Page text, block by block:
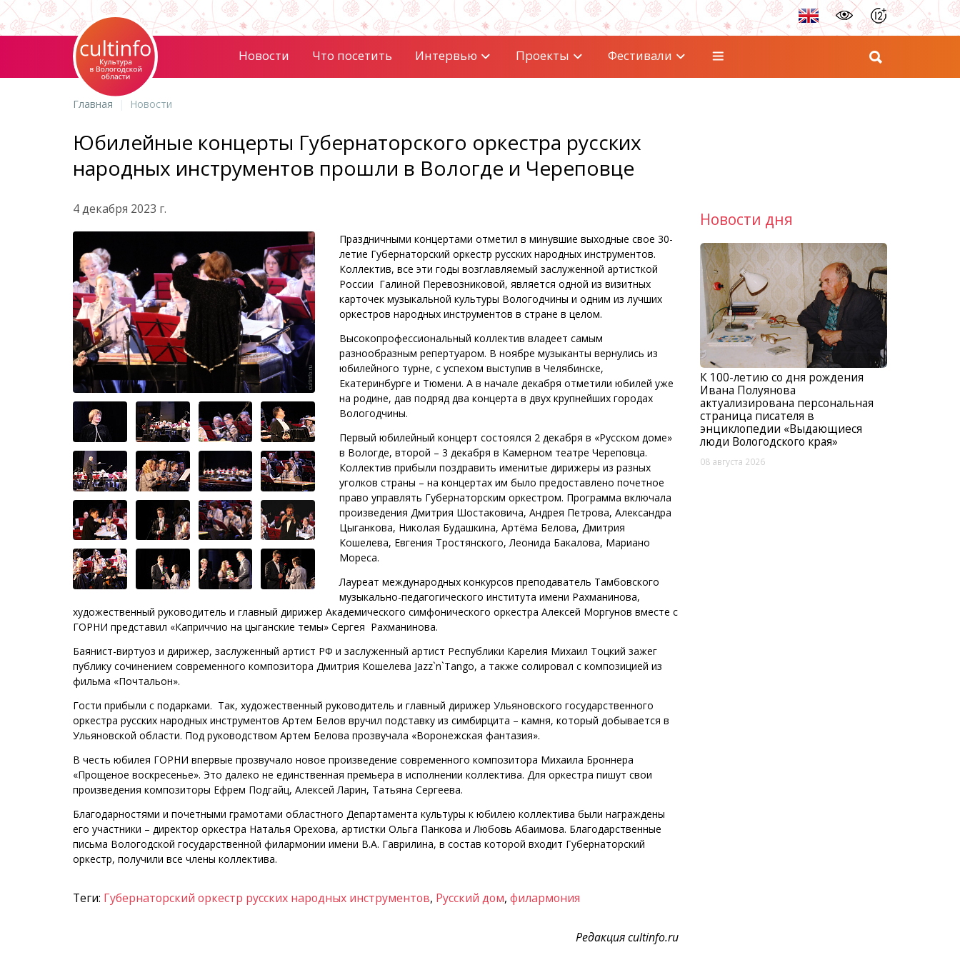
Новости Что посетить Интервью Проекты Фестивали
Главная Новости
Юбилейные концерты Губернаторского оркестра русских
народных инструментов прошли в Вологде и Череповце
4 декабря 2023 г.
Праздничными концертами отметил в минувшие выходные свое 30-
летие Губернаторский оркестр русских народных инструментов.
Коллектив, все эти годы возглавляемый заслуженной артисткой
России Галиной Перевозниковой, является одной из визитных
карточек музыкальной культуры Вологодчины и одним из лучших
оркестров народных инструментов в стране в целом.
Высокопрофессиональный коллектив владеет самым
разнообразным репертуаром. В ноябре музыканты вернулись из
юбилейного турне, с успехом выступив в Челябинске,
Екатеринбурге и Тюмени. А в начале декабря отметили юбилей уже
на родине, дав подряд два концерта в двух крупнейших городах
Вологодчины.
Первый юбилейный концерт состоялся 2 декабря в «Русском доме»
в Вологде, второй – 3 декабря в Камерном театре Череповца.
Коллектив прибыли поздравить именитые дирижеры из разных
уголков страны – на концертах им было предоставлено почетное
право управлять Губернаторским оркестром. Программа включала
произведения Дмитрия Шостаковича, Андрея Петрова, Александра
Цыганкова, Николая Будашкина, Артёма Белова, Дмитрия
Кошелева, Евгения Тростянского, Леонида Бакалова, Мариано
Мореса.
Лауреат международных конкурсов преподаватель Тамбовского
музыкально-педагогического института имени Рахманинова,
художественный руководитель и главный дирижер Академического симфонического оркестра Алексей Моргунов вместе с
ГОРНИ представил «Каприччио на цыганские темы» Сергея Рахманинова.
Баянист-виртуоз и дирижер, заслуженный артист РФ и заслуженный артист Республики Карелия Михаил Тоцкий зажег
публику сочинением современного композитора Дмитрия Кошелева Jazz`n`Tango, а также солировал с композицией из
фильма «Почтальон».
Гости прибыли с подарками. Так, художественный руководитель и главный дирижер Ульяновского государственного
оркестра русских народных инструментов Артем Белов вручил подставку из симбирцита – камня, который добывается в
Ульяновской области. Под руководством Артем Белова прозвучала «Воронежская фантазия».
В честь юбилея ГОРНИ впервые прозвучало новое произведение современного композитора Михаила Броннера
«Прощеное воскресенье». Это далеко не единственная премьера в исполнении коллектива. Для оркестра пишут свои
произведения композиторы Ефрем Подгайц, Алексей Ларин, Татьяна Сергеева.
Благодарностями и почетными грамотами областного Департамента культуры к юбилею коллектива были награждены
его участники – директор оркестра Наталья Орехова, артистки Ольга Панкова и Любовь Абаимова. Благодарственные
письма Вологодской государственной филармонии имени В.А. Гаврилина, в состав которой входит Губернаторский
оркестр, получили все члены коллектива.
Теги: Губернаторский оркестр русских народных инструментов, Русский дом, филармония
Редакция cultinfo.ru
Новости дня
К 100-летию со дня рождения
Ивана Полуянова
актуализирована персональная
страница писателя в
энциклопедии «Выдающиеся
люди Вологодского края»
08 августа 2026